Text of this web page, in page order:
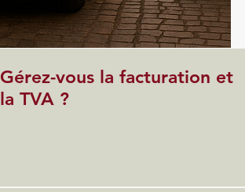
Gérez-vous la facturation et
la TVA ?